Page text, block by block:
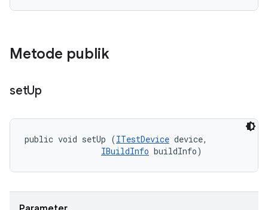
Metode publik
setUp
public void setUp (ITestDevice device,
IBuildInfo buildInfo)